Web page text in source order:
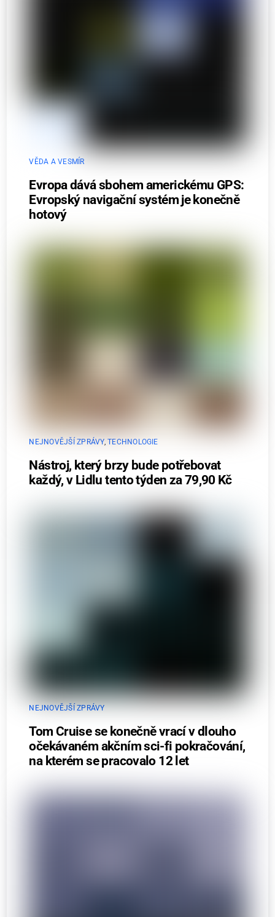
VĚDA A VESMÍR
Evropa dává sbohem americkému GPS:
Evropský navigační systém je konečně
hotový
NEJNOVĚJŠÍ ZPRÁVY,TECHNOLOGIE
Nástroj, který brzy bude potřebovat
každý, v Lidlu tento týden za 79,90 Kč
NEJNOVĚJŠÍ ZPRÁVY
Tom Cruise se konečně vrací v dlouho
očekávaném akčním sci-fi pokračování,
na kterém se pracovalo 12 let